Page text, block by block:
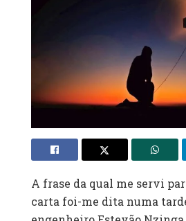
A frase da qual me servi
carta foi-me dita numa